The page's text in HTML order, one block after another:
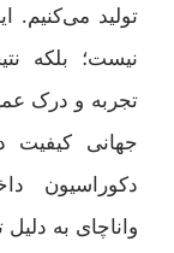
تولید می‌کنیم.
نیست؛ بلکه
تجربه و درک
جهانی
واناچای به دلیل